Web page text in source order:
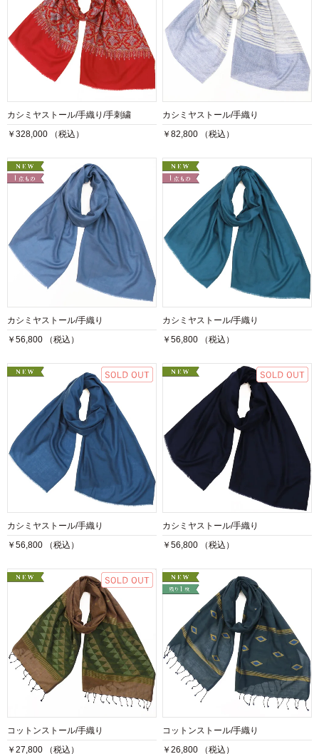
カシミヤストール/手織り/手刺繍
￥328,000 （税込）
カシミヤストール/手織り
￥82,800 （税込）
カシミヤストール/手織り
￥56,800 （税込）
カシミヤストール/手織り
￥56,800 （税込）
カシミヤストール/手織り
￥56,800 （税込）
カシミヤストール/手織り
￥56,800 （税込）
コットンストール/手織り
￥27,800 （税込）
コットンストール/手織り
￥26,800 （税込）